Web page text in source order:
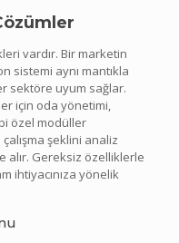
vardır. Bir marketin
sistemi aynı mantıkla
sektöre uyum sağlar.
için oda yönetimi,
özel modüller
şeklini analiz
alır. Gereksiz özelliklerle
ihtiyacınıza yönelik